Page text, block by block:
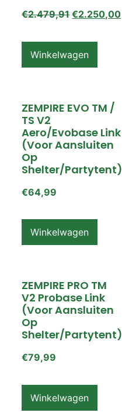
€2.479,91 €2.250,00
Winkelwagen
ZEMPIRE EVO TM /
TS V2
Aero/Evobase Link
(voor Aansluiten
Op
Shelter/partytent)
€64,99
Winkelwagen
ZEMPIRE PRO TM
V2 Probase Link
(voor Aansluiten
Op
Shelter/partytent)
€79,99
Winkelwagen